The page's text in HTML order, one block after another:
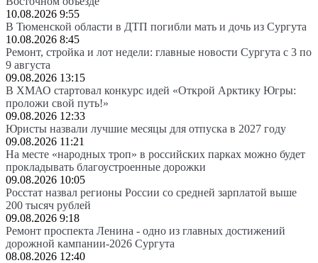
10.08.2026 9:55
В Тюменской области в ДТП погибли мать и дочь из Сургута
10.08.2026 8:45
Ремонт, стройка и лот недели: главные новости Сургута с 3 по
9 августа
09.08.2026 13:15
В ХМАО стартовал конкурс идей «Открой Арктику Югры:
проложи свой путь!»
09.08.2026 12:33
Юристы назвали лучшие месяцы для отпуска в 2027 году
09.08.2026 11:21
На месте «народных троп» в российских парках можно будет
прокладывать благоустроенные дорожки
09.08.2026 10:05
Росстат назвал регионы России со средней зарплатой выше
200 тысяч рублей
09.08.2026 9:18
Ремонт проспекта Ленина - одно из главных достижений
дорожной кампании-2026 Сургута
08.08.2026 12:40